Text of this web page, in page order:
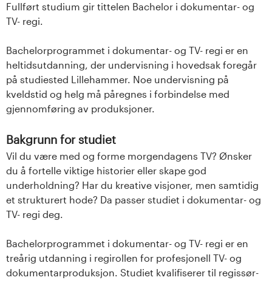
Fullført studium gir tittelen Bachelor i dokumentar- og
TV- regi.
Bachelorprogrammet i dokumentar- og TV- regi er en
heltidsutdanning, der undervisning i hovedsak foregår
på studiested Lillehammer. Noe undervisning på
kveldstid og helg må påregnes i forbindelse med
gjennomføring av produksjoner.
Bakgrunn for studiet
Vil du være med og forme morgendagens TV? Ønsker
du å fortelle viktige historier eller skape god
underholdning? Har du kreative visjoner, men samtidig
et strukturert hode? Da passer studiet i dokumentar- og
TV- regi deg.
Bachelorprogrammet i dokumentar- og TV- regi er en
treårig utdanning i regirollen for profesjonell TV- og
dokumentarproduksjon. Studiet kvalifiserer til regissør-